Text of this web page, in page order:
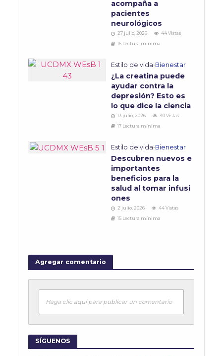
acompaña a
pacientes
neurológicos
27 julio, 2026
44 Vistas
16 Lectura mínima
Estilo de vida•Bienestar
¿La creatina puede
ayudar contra la
depresión? Esto es
lo que dice la ciencia
13 julio, 2026
40 Vistas
17 Lectura mínima
Estilo de vida•Bienestar
Descubren nuevos e
importantes
beneficios para la
salud al tomar infusi
ones
2 julio, 2026
44 Vistas
15 Lectura mínima
Agregar comentario
Haga clic aquí para publicar un comentario
SÍGUENOS